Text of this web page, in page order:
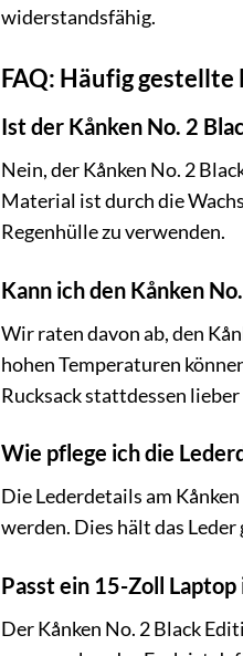
widerstandsfähig.
FAQ: Häufig gestellte
Ist der Kånken No. 2
Nein, der Kånken No. 2
Material ist durch die
Regenhülle zu verwenden.
Kann ich den Kånken
Wir raten davon ab, den
hohen Temperaturen
Rucksack stattdessen
Wie pflege ich die
Die Lederdetails am
werden. Dies hält das
Passt ein 15-Zoll Laptop
Der Kånken No. 2 Black